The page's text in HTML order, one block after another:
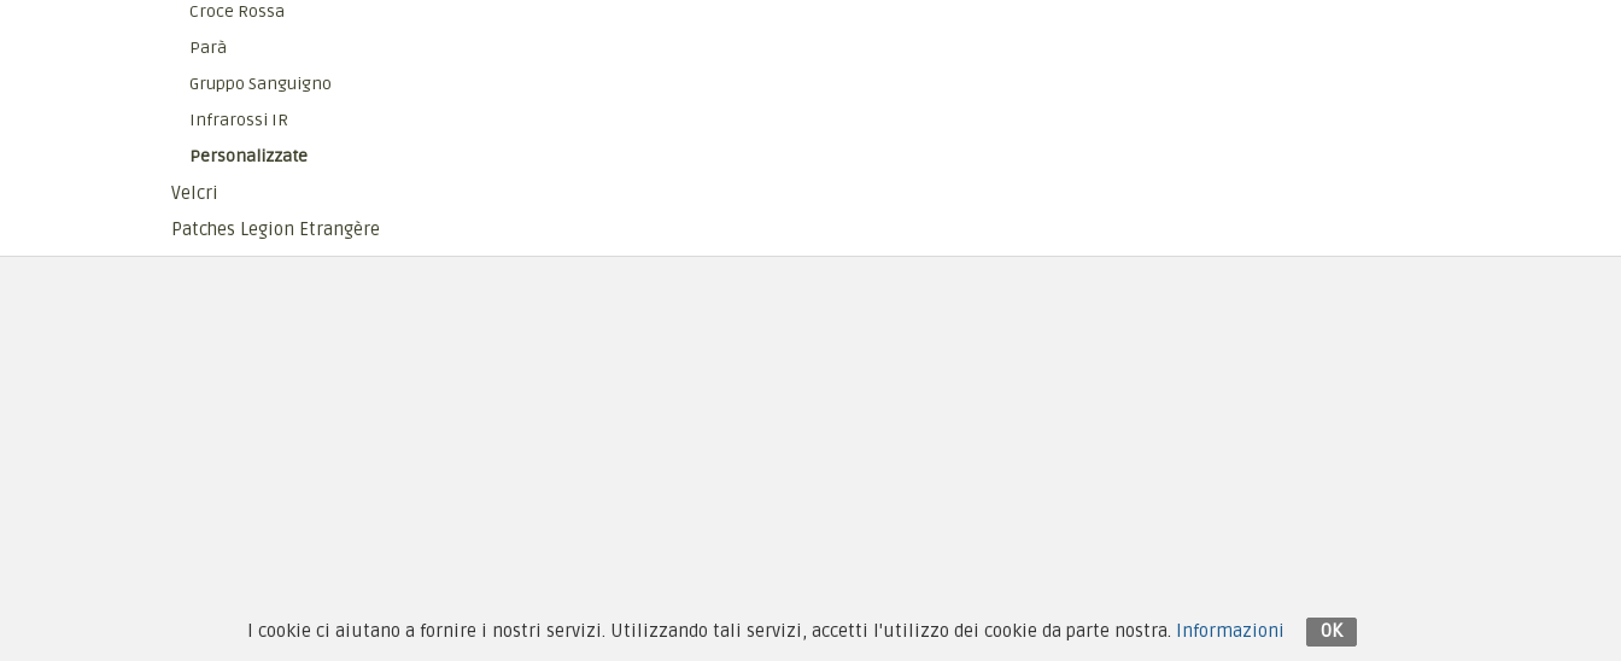
Croce Rossa
Parà
Gruppo Sanguigno
Infrarossi IR
Personalizzate
Velcri
Patches Legion Etrangère
By F.C.M. & C. sas
Condizioni d'acquisto Patch e Distintivi
I cookie ci aiutano a fornire i nostri servizi. Utilizzando tali servizi, accetti l'utilizzo dei cookie da parte nostra. Informazioni OK